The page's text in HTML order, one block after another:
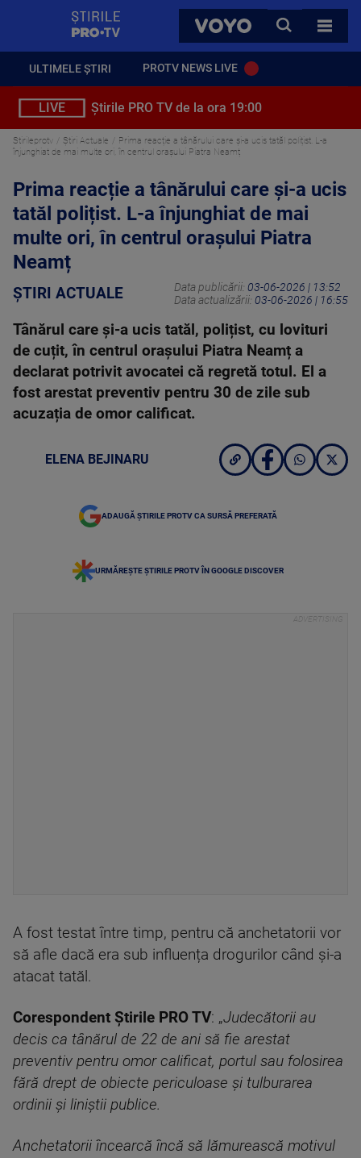
VOYO
CAUTA
TOATE
ULTIMELE ȘTIRI PROTV NEWS LIVE
LIVE Știrile PRO TV de la ora 19:00
Stirileprotv Știri Actuale
Prima reacție a tânărului care și-a ucis tatăl polițist. L-a
înjunghiat de mai multe ori, în centrul orașului Piatra Neamț
Prima reacție a tânărului care și-a ucis
tatăl polițist. L-a înjunghiat de mai
multe ori, în centrul orașului Piatra
Neamț
ȘTIRI ACTUALE Data publicării: 03-06-2026 | 13:52
Data actualizării: 03-06-2026 | 16:55
Tânărul care și-a ucis tatăl, polițist, cu lovituri
de cuțit, în centrul orașului Piatra Neamț a
declarat potrivit avocatei că regretă totul. El a
fost arestat preventiv pentru 30 de zile sub
acuzația de omor calificat.
ELENA BEJINARU
ADAUGĂ ȘTIRILE PROTV CA SURSĂ PREFERATĂ
URMĂREȘTE ȘTIRILE PROTV ÎN GOOGLE DISCOVER
A fost testat între timp, pentru că anchetatorii vor
să afle dacă era sub influența drogurilor când și-a
atacat tatăl.
Corespondent Știrile PRO TV: „Judecătorii au
decis ca tânărul de 22 de ani să fie arestat
preventiv pentru omor calificat, portul sau folosirea
fără drept de obiecte periculoase și tulburarea
ordinii și liniștii publice.
Anchetatorii încearcă încă să lămurească motivul